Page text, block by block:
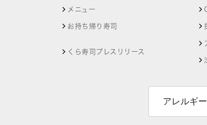
メニュー
お持ち帰り寿司
くら寿司プレスリリース
アレルギ